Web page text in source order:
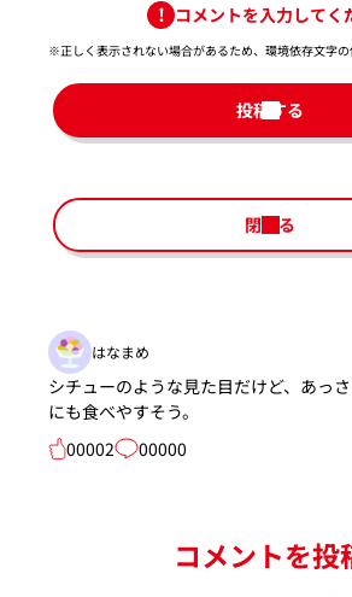
コメントを入力してく
※正しく表示されない場合があるため、環境依存文字の
投稿する
閉じる
はなまめ
シチューのような見た目だけど、あっ
にも食べやすそう。
00002
00000
コメントを投